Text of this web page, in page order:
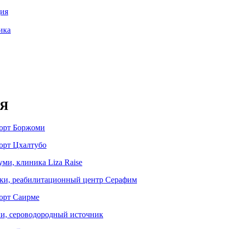
Боржоми
Цхалтубо
клиника Liza Raise
реабилитационный центр Серафим
Саирме
сероводородный источник